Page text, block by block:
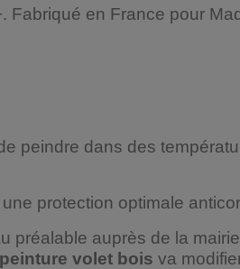
Fabriqué en France pour
peindre dans des
protection optimale
préalable auprès de la
peinture volet bois va